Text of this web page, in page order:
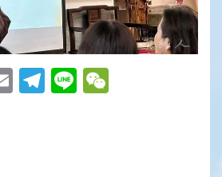
EmailTelegram
Line